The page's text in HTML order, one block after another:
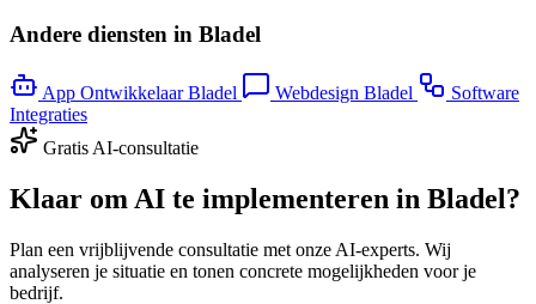
Andere diensten in Bladel
App Ontwikkelaar Bladel Webdesign Bladel
Software
Integraties
Gratis AI-consultatie
Klaar om AI te implementeren in Bladel?
Plan een vrijblijvende consultatie met onze AI-experts. Wij
analyseren je situatie en tonen concrete mogelijkheden voor je
bedrijf.